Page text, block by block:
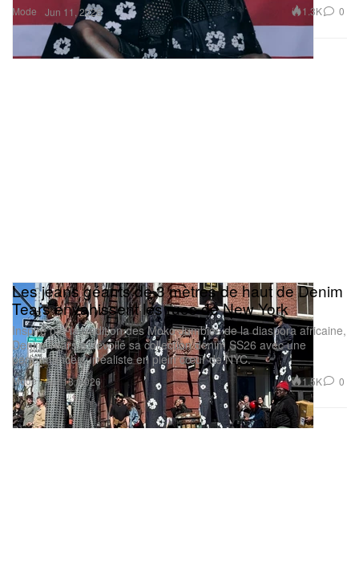
Mode Jun 11, 2026 1.3K 0
Mode
Les jeans géants de 3 mètres de haut de Denim
Tears envahissent les rues de New York
Inspiré par la tradition des Moko Jumbies de la diaspora africaine,
Denim Tears a dévoilé sa collection denim SS26 avec une
performance surréaliste en plein cœur de NYC.
Apr 13, 2026 1.5K 0